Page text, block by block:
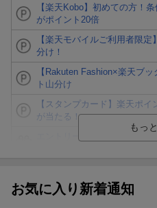
【楽天Kobo】初めての方！
がポイント20倍
【楽天モバイルご利用者限
分け！
【Rakuten Fashion×楽天ブ
ト山分け
【スタンプカード】楽天ポ
が当たる！
進呈
お気に入り新着通知